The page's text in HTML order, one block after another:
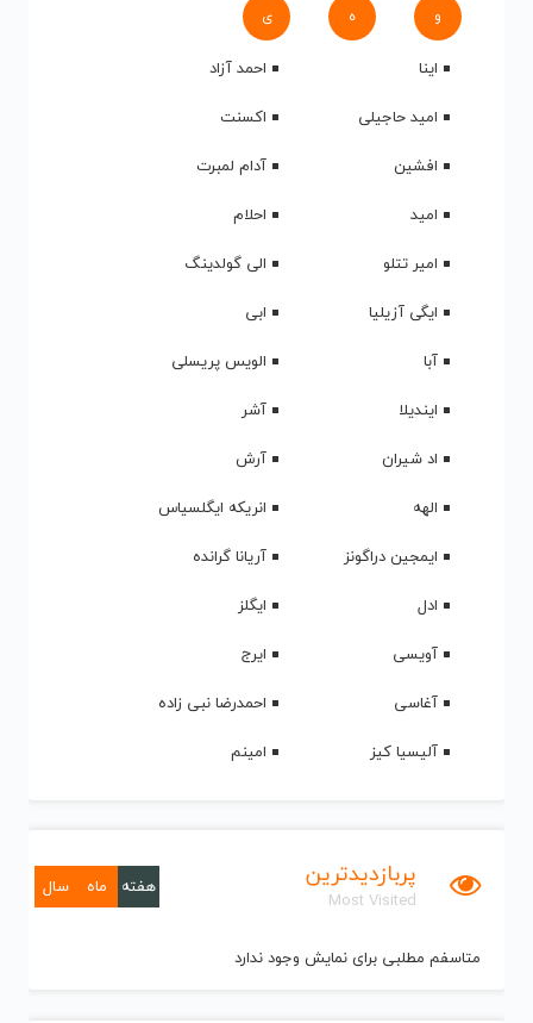
و ه ی
اینا
احمد آزاد
امید حاجیلی
اکسنت
افشین
آدام لمبرت
امید
احلام
امیر تتلو
الی گولدینگ
ایگی آزیلیا
ابی
آبا
الویس پریسلی
ایندیلا
آشر
اد شیران
آرش
الهه
انریکه ایگلسیاس
ایمجین دراگونز
آریانا گرانده
ادل
ایگلز
آویسی
ایرج
آغاسی
احمدرضا نبی زاده
آلیسیا کیز
امینم
پربازدیدترین
Most Visited
هفته ماه سال
متاسفم مطلبی برای نمایش وجود ندارد